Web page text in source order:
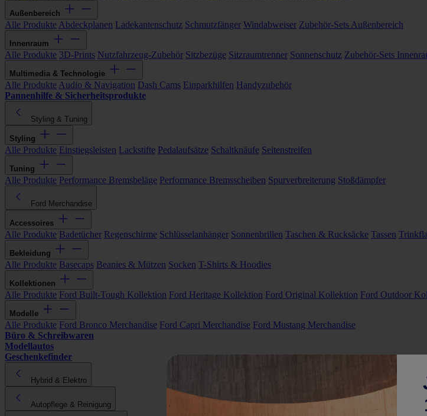
Außenbereich
Alle Produkte Abdeckplanen Ladekantenschutz Schmutzfänger Windabweiser Zubehör-Sets Außenbereich
Innenraum
Alle Produkte 3D-Prints Nutzfahrzeug-Zubehör Sitzbezüge Sitzraumtrenner Sonnenschutz Zubehör-Sets
Multimedia & Technologie
Alle Produkte Audio & Navigation Dash Cams Einparkhilfen Handyzubehör
Pannenhilfe & Sicherheitsprodukte
Styling & Tuning
Styling
Alle Produkte Einstiegsleisten Lackstifte Pedalaufsätze Schaltknäufe Seitenstreifen
Tuning
Alle Produkte Performance Bremsbeläge Performance Bremsscheiben Spurverbreiterung Stoßdämpfer
Ford Merchandise
Accessoires
Alle Produkte Badetücher Regenschirme Schlüsselanhänger Sonnenbrillen Taschen & Rucksäcke Tassen
Bekleidung
Alle Produkte Basecaps Beanies & Mützen Socken T-Shirts & Hoodies
Kollektionen
Alle Produkte Ford Built-Tough Kollektion Ford Heritage Kollektion Ford Original Kollektion Ford Outdoor
Modelle
Alle Produkte Ford Bronco Merchandise Ford Capri Merchandise Ford Mustang Merchandise
Büro & Schreibwaren
Modellautos
Geschenkefinder
Hybrid & Elektro
Autopflege & Reinigung